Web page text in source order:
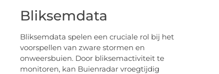
Bliksemdata
Bliksemdata spelen een cruciale rol bij het
voorspellen van zware stormen en
onweersbuien. Door bliksemactiviteit te
monitoren, kan Buienradar vroegtijdig